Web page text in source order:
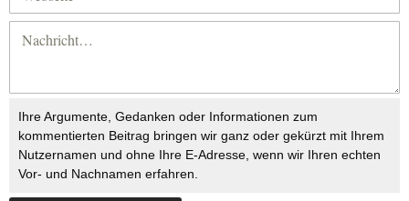
Ihre Argumente, Gedanken oder Informationen zum
kommentierten Beitrag bringen wir ganz oder gekürzt mit Ihrem
Nutzernamen und ohne Ihre E-Adresse, wenn wir Ihren echten
Vor- und Nachnamen erfahren.